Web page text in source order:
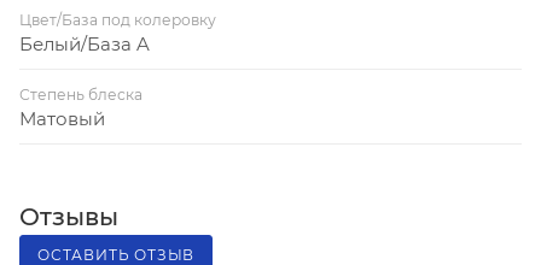
Цвет/База под колеровку
Белый/База A
Степень блеска
Матовый
Отзывы
ОСТАВИТЬ ОТЗЫВ